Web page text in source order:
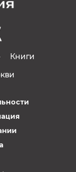
Книги